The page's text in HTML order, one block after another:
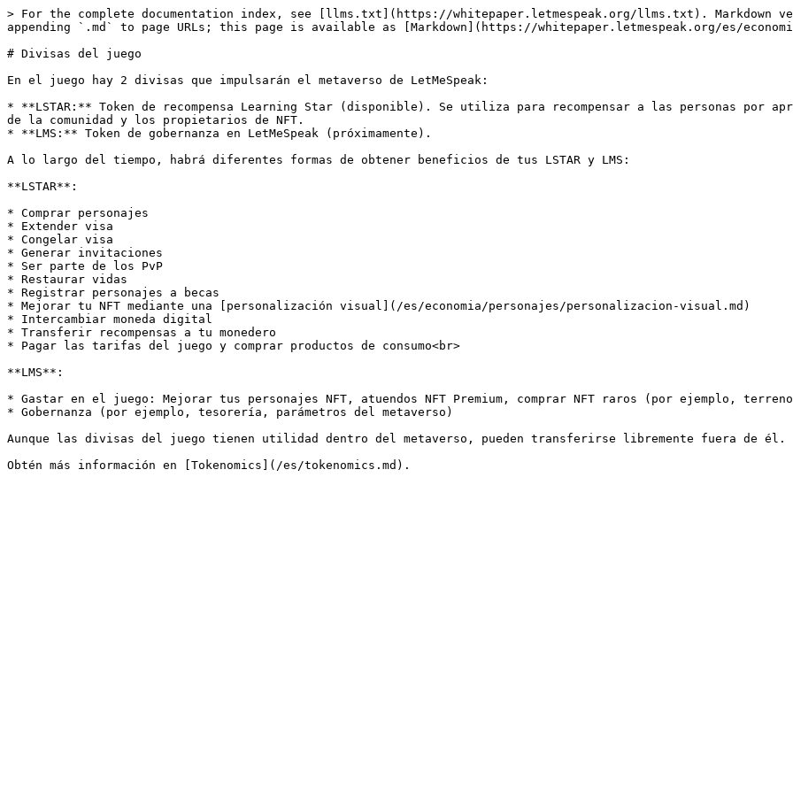
> For the complete documentation index, see [llms.txt](https://whitepaper.letmespeak.org/llms.txt). Markdown
appending `.md` to page URLs; this page is available as [Markdown](https://whitepaper.letmespeak.org/es/
# Divisas del juego
En el juego hay 2 divisas que impulsarán el metaverso de LetMeSpeak:
* **LSTAR:** Token de recompensa Learning Star (disponible). Se utiliza para recompensar a las personas
de la comunidad y los propietarios de NFT.
* **LMS:** Token de gobernanza en LetMeSpeak (próximamente).
A lo largo del tiempo, habrá diferentes formas de obtener beneficios de tus LSTAR y LMS:
**LSTAR**:
* Comprar personajes
* Extender visa
* Congelar visa
* Generar invitaciones
* Ser parte de los PvP
* Restaurar vidas
* Registrar personajes a becas
* Mejorar tu NFT mediante una [personalización visual](/es/economia/personajes/personalizacion-visual.md)
* Intercambiar moneda digital
* Transferir recompensas a tu monedero
* Pagar las tarifas del juego y comprar productos de consumo<br>
**LMS**:
* Gastar en el juego: Mejorar tus personajes NFT, atuendos NFT Premium, comprar NFT raros (por ejemplo,
* Gobernanza (por ejemplo, tesorería, parámetros del metaverso)
Aunque las divisas del juego tienen utilidad dentro del metaverso, pueden transferirse libremente fuera de él.